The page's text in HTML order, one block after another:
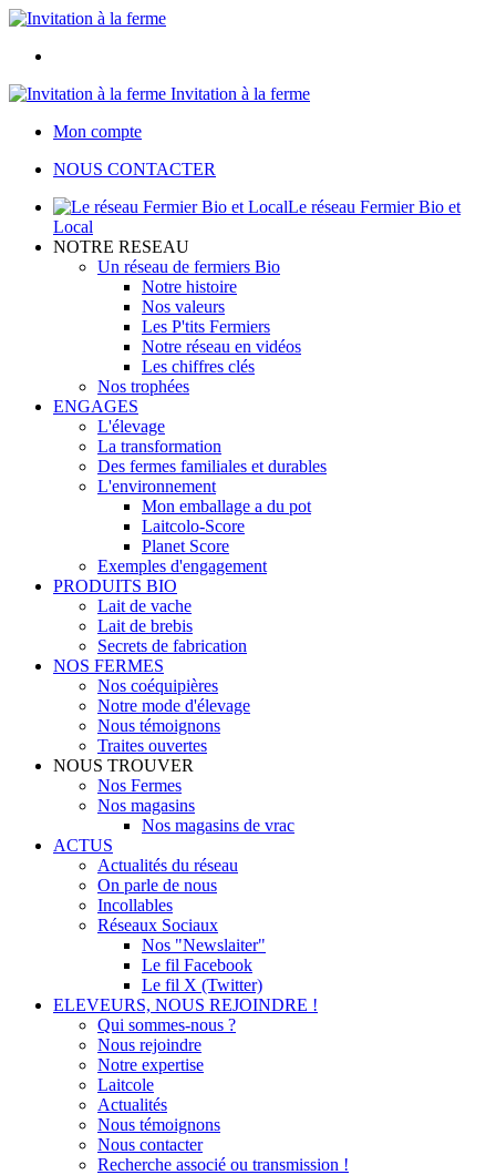
Invitation à la ferme
Mon compte
NOUS CONTACTER
Le réseau Fermier Bio et
Local
NOTRE RESEAU
Un réseau de fermiers Bio
Notre histoire
Nos valeurs
Les P'tits Fermiers
Notre réseau en vidéos
Les chiffres clés
Nos trophées
ENGAGES
L'élevage
La transformation
Des fermes familiales et durables
L'environnement
Mon emballage a du pot
Laitcolo-Score
Planet Score
Exemples d'engagement
PRODUITS BIO
Lait de vache
Lait de brebis
Secrets de fabrication
NOS FERMES
Nos coéquipières
Notre mode d'élevage
Nous témoignons
Traites ouvertes
NOUS TROUVER
Nos Fermes
Nos magasins
Nos magasins de vrac
ACTUS
Actualités du réseau
On parle de nous
Incollables
Réseaux Sociaux
Nos "Newslaiter"
Le fil Facebook
Le fil X (Twitter)
ELEVEURS, NOUS REJOINDRE !
Qui sommes-nous ?
Nous rejoindre
Notre expertise
Laitcole
Actualités
Nous témoignons
Nous contacter
Recherche associé ou transmission !